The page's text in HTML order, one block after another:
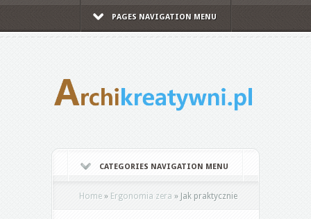
PAGES NAVIGATION MENU
CATEGORIES NAVIGATION MENU
Home » Ergonomia zera » Jak praktycznie